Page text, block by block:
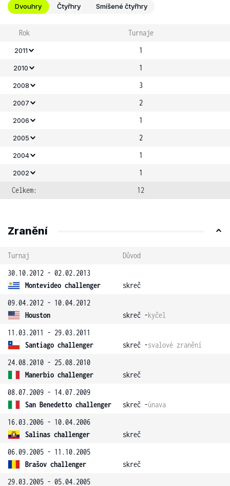
Dvouhry Čtyřhry Smíšené čtyřhry
Rok Turnaje
2011 1
2010 1
2008 3
2007 2
2006 1
2005 2
2004 1
2002
1
Celkem:
12
Zranění
Turnaj
Důvod
30.10.2012 - 02.02.2013
Montevideo challenger
skreč
09.04.2012 - 10.04.2012
Houston
skreč -kyčel
11.03.2011 - 29.03.2011
Santiago challenger
skreč -svalové zranění
24.08.2010 - 25.08.2010
Manerbio challenger
skreč
08.07.2009 - 14.07.2009
San Benedetto challenger
skreč -únava
16.03.2006 - 10.04.2006
Salinas challenger
skreč
06.09.2005 - 11.10.2005
Brašov challenger
skreč
29.03.2005 - 05.04.2005